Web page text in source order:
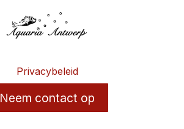
Privacybeleid
Neem contact op